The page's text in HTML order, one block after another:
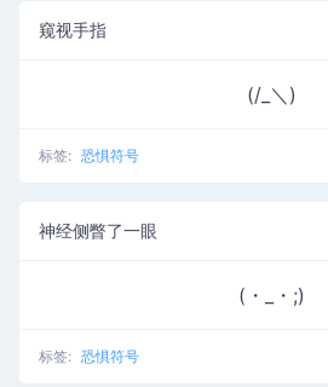
窥视手指
(/_＼)
标签: 恐惧符号
神经侧瞥了一眼
(・_・;)
标签: 恐惧符号